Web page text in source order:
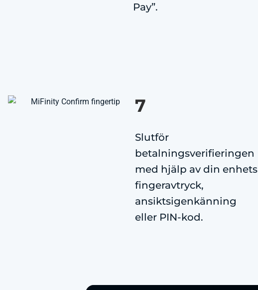
Pay”.
7
Slutför
betalningsverifieringen
med hjälp av din enhets
fingeravtryck,
ansiktsigenkänning
eller PIN-kod.